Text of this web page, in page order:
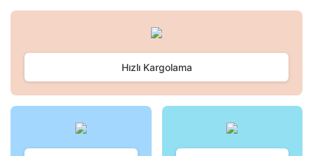
Hızlı Kargolama